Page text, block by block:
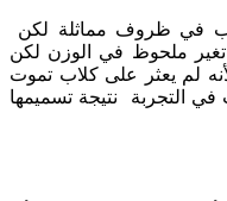
أيضا بقياس 15 كلاب في ظروف مماثلة لكن
تغير ملحوظ في الوزن لكن
لم يعثر على كلاب تموت
التجربة نتيجة تسميمها